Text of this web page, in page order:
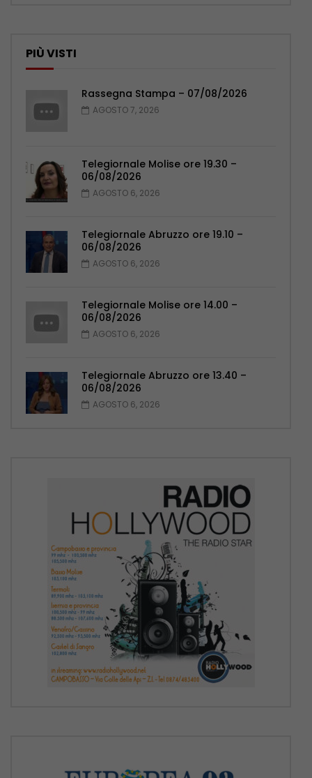
PIÙ VISTI
Rassegna Stampa – 07/08/2026
AGOSTO 7, 2026
Telegiornale Molise ore 19.30 –
06/08/2026
AGOSTO 6, 2026
Telegiornale Abruzzo ore 19.10 –
06/08/2026
AGOSTO 6, 2026
Telegiornale Molise ore 14.00 –
06/08/2026
AGOSTO 6, 2026
Telegiornale Abruzzo ore 13.40 –
06/08/2026
AGOSTO 6, 2026